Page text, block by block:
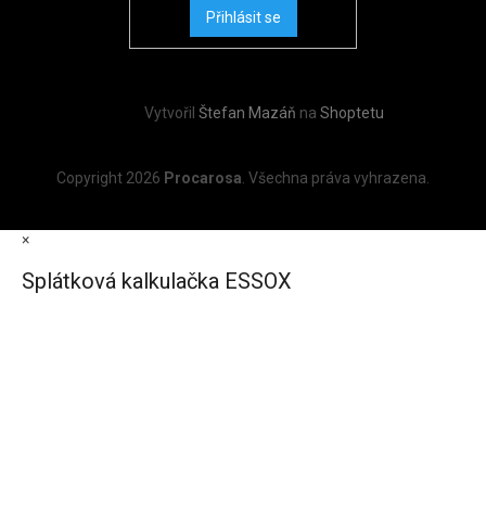
Přihlásit se
Vytvořil Štefan Mazáň na Shoptetu
Copyright 2026 Procarosa. Všechna práva vyhrazena.
×
Splátková kalkulačka ESSOX